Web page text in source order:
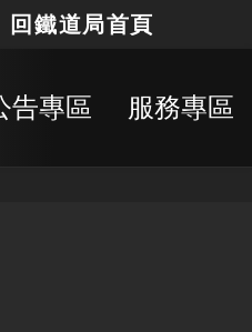
回鐵道局首頁
告專區 服務專區